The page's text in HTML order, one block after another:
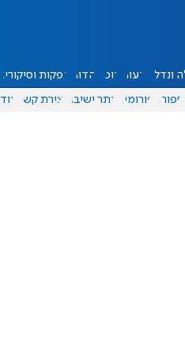
ונדל"ן דעות אוכל יהדות הפקות וסיקורים
ספורט פורומים אתר ישיבה יצירת קשר עוד